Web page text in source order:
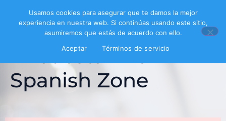
Encuesta The
Spanish Zone
Usamos cookies para asegurar que te damos la mejor
experiencia en nuestra web. Si continúas usando este sitio,
asumiremos que estás de acuerdo con ello.
Aceptar
Términos de servicio